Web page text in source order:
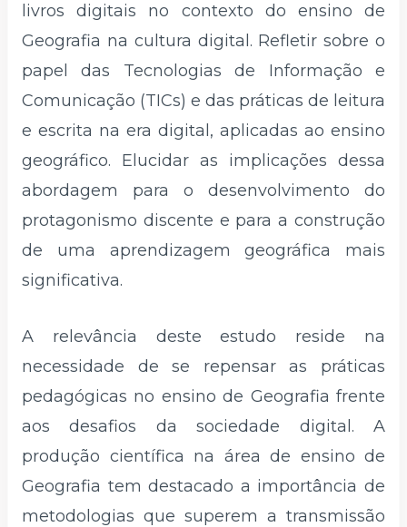
livros digitais no contexto do ensino de
Geografia na cultura digital. Refletir sobre o
papel das Tecnologias de Informação e
Comunicação (TICs) e das práticas de leitura
e escrita na era digital, aplicadas ao ensino
geográfico. Elucidar as implicações dessa
abordagem para o desenvolvimento do
protagonismo discente e para a construção
de uma aprendizagem geográfica mais
significativa.
A relevância deste estudo reside na
necessidade de se repensar as práticas
pedagógicas no ensino de Geografia frente
aos desafios da sociedade digital. A
produção científica na área de ensino de
Geografia tem destacado a importância de
metodologias que superem a transmissão